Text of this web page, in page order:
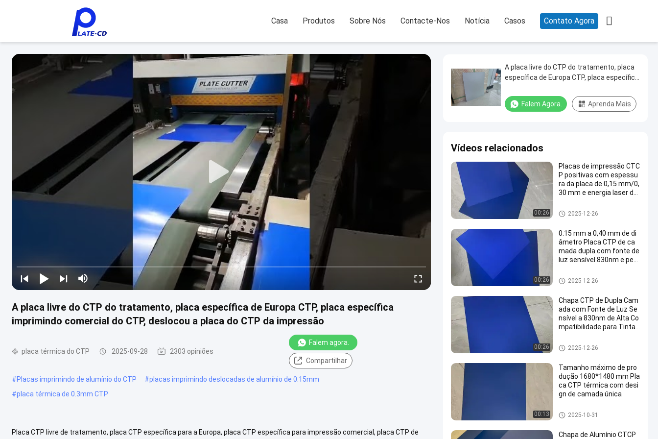
Casa Produtos Sobre Nós Contacte-Nos Notícia Casos Contato Agora 
A placa livre do CTP do tratamento, placa específica de Europa CTP, placa específica
imprimindo comercial do CTP, deslocou a placa do CTP da impressão
placa térmica do CTP 2025-09-28 2303 opiniões
Falem agora.
Compartilhar
#Placas imprimindo de alumínio do CTP #placas imprimindo deslocadas de alumínio de 0.15mm
#placa térmica de 0.3mm CTP
Placa CTP livre de tratamento, placa CTP específica para a Europa, placa CTP específica para impressão comercial, placa CTP de
A placa livre do CTP do tratamento, placa
específica de Europa CTP, placa específica
placa do CTP da impressão
Falem Agora. Aprenda Mais
Vídeos relacionados
00:26
Placas de impressão CTC
P positivas com espessu
ra da placa de 0,15 mm/0,
30 mm e energia laser de
000-80000 impressões
Placas de impressão de CTCP
2025-12-26
00:26
0.15 mm a 0,40 mm de di
âmetro Placa CTP de ca
mada dupla com fonte de
luz sensível 830nm e perí
ses
Placa do CTP da dupla camad
a
2025-12-26
00:26
Chapa CTP de Dupla Cam
ada com Fonte de Luz Se
nsível a 830nm de Alta Co
mpatibilidade para Tinta
Placa do CTP da dupla camad
a
2025-12-26
00:13
Tamanho máximo de pro
dução 1680*1480 mm Pla
ca CTP térmica com desi
gn de camada única
placa térmica do CTP
2025-10-31
Chapa de Alumínio CTCP